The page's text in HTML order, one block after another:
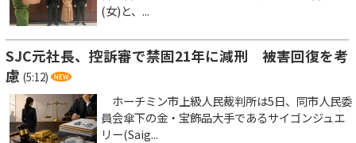
(女)と、...
SJC元社長、控訴審で禁固21年に減刑 被害回復を考
慮 (5:12)
ホーチミン市上級人民裁判所は5日、同市人民委
員会傘下の金・宝飾品大手であるサイゴンジュエ
リー(Saig...